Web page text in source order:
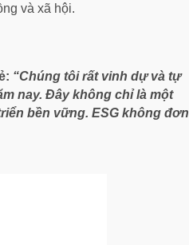
và xã hội.
“Chúng tôi rất vinh dự và tự
nay. Đây không chỉ là một
bền vững. ESG không đơn